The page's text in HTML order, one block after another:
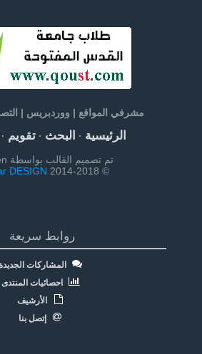
مشرفي المواقع | ووردبريس |
الرئيسية· البحث· تقويم·
تم تصميم القالب بواسطة NetPen:
© 2014-2018
Mishar DESIGN
روابط سريعة
المشاركات الجديدة
احصائيات المنتدى
الأرشيف
إتصل بنا